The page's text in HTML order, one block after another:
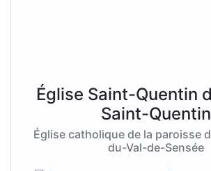
Église Saint-Quentin
Saint-Quentin
Église catholique de la paroisse
du-Val-de-Sensée